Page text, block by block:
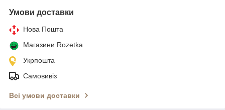
Умови доставки
Нова Пошта
Магазини Rozetka
Укрпошта
Самовивіз
Всі умови доставки